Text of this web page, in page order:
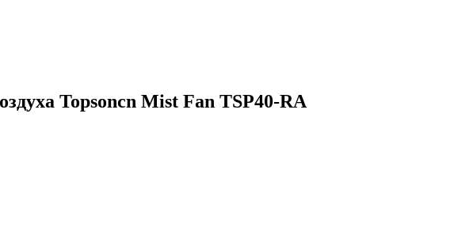
Topsoncn Mist Fan TSP40-RA